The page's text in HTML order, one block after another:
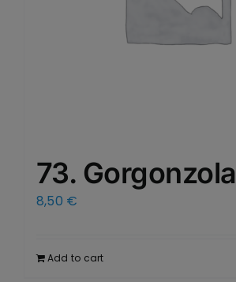
73. Gorgonzola
8,50 €
Add to cart